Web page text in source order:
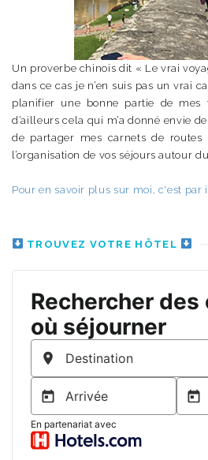
Un proverbe chinois dit « Le vrai
dans ce cas je n’en suis pas un vrai
planifier une bonne partie de mes
d’ailleurs cela qui m’a donné envie
de partager mes carnets de
l’organisation de vos séjours autour
Pour en savoir plus sur moi, c'est par
TROUVEZ VOTRE HÔTEL